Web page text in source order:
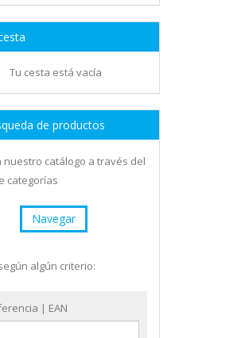
Tu cesta está vacía
de productos
nuestro catálogo a través del
categorías
Navegar
algún criterio:
| EAN